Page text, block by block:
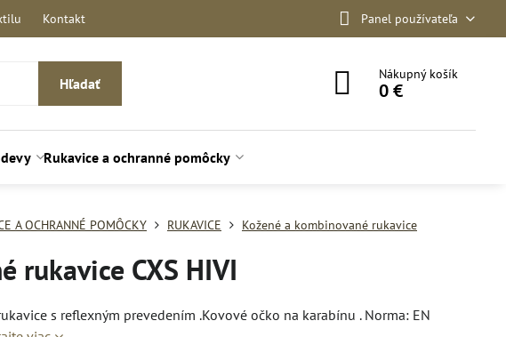
Kontakt Panel používateľa
Hľadať
Nákupný košík
0 €
Rukavice a ochranné pomôcky
A OCHRANNÉ POMÔCKY RUKAVICE Kožené a kombinované rukavice
rukavice CXS HIVI
s reflexným prevedením .Kovové očko na karabínu . Norma: EN